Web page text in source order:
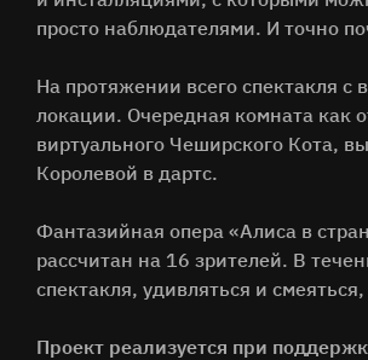
просто наблюдателями. И точно
На протяжении всего спектакля
локации. Очередная комната как
виртуального Чеширского Кота,
Королевой в дартс.
Фантазийная опера «Алиса в
рассчитан на 16 зрителей. В
спектакля, удивляться и
Проект реализуется при